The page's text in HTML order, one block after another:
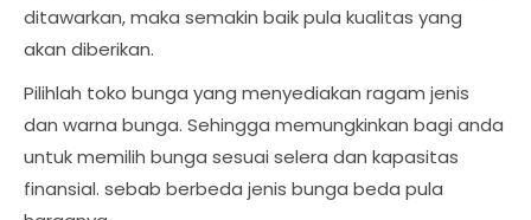
ditawarkan, maka semakin baik pula kualitas yang
akan diberikan.
Pilihlah toko bunga yang menyediakan ragam jenis
dan warna bunga. Sehingga memungkinkan bagi anda
untuk memilih bunga sesuai selera dan kapasitas
finansial. sebab berbeda jenis bunga beda pula